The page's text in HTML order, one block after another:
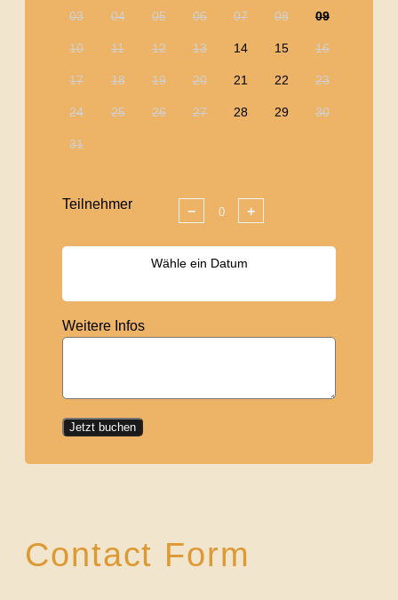
03 04 05 06 07 08 09
10 11 12 13 14 15 16
17 18 19 20 21 22 23
24 25 26 27 28 29 30
31
Teilnehmer − +
Wähle ein Datum
Weitere Infos
Jetzt buchen
Contact Form